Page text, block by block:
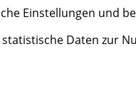
Einstellungen und
Daten zur